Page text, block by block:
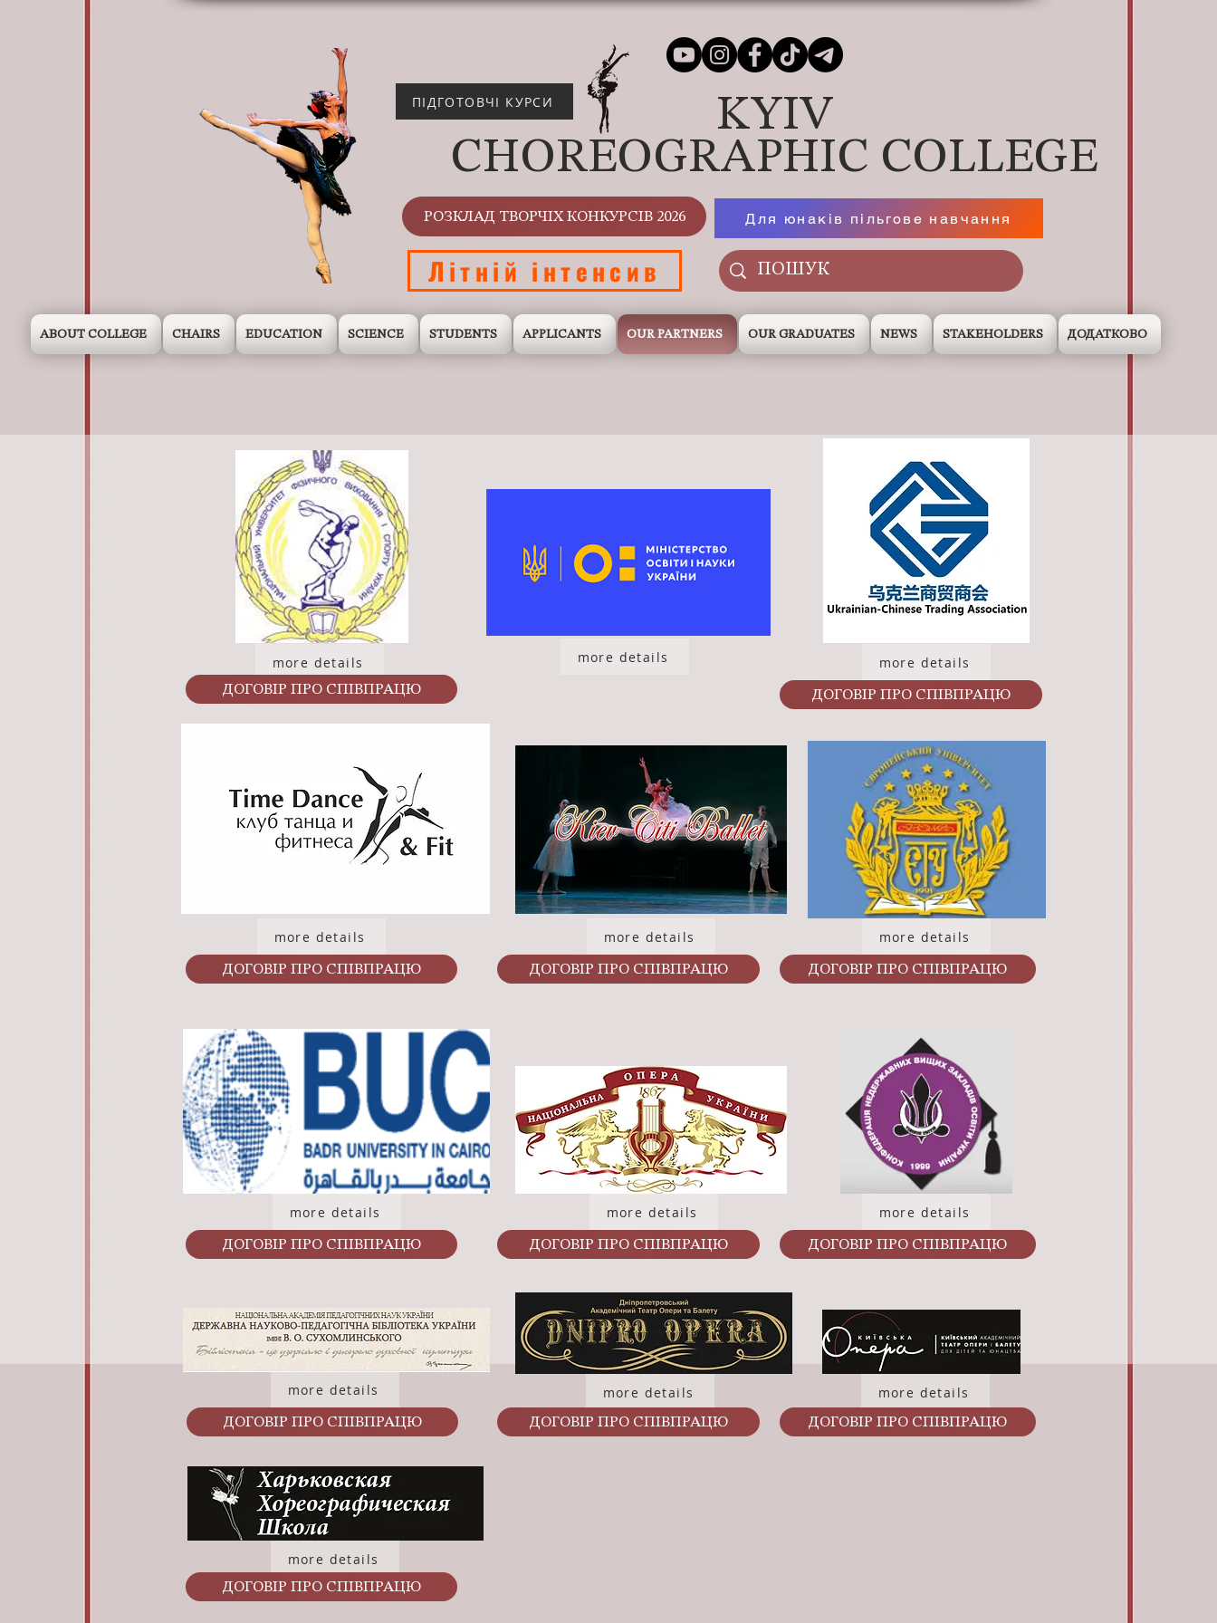
KYIV
CHOREOGRAPHIC COLLEGE
ПІДГОТОВЧІ КУРСИ
Для юнаків пільгове навчання
РОЗКЛАД ТВОРЧІХ КОНКУРСІВ 2026
Літній інтенсив
ABOUT COLLEGE CHAIRS EDUCATION SCIENCE STUDENTS APPLICANTS OUR PARTNERS OUR GRADUATES NEWS STAKEHOLDERS ДОДАТКОВО
more details
ДОГОВІР ПРО СПІВПРАЦЮ
more details more details
ДОГОВІР ПРО СПІВПРАЦЮ
more details
ДОГОВІР ПРО СПІВПРАЦЮ
more details
ДОГОВІР ПРО СПІВПРАЦЮ
more details
ДОГОВІР ПРО СПІВПРАЦЮ
more details
ДОГОВІР ПРО СПІВПРАЦЮ
more details
ДОГОВІР ПРО СПІВПРАЦЮ
more details
ДОГОВІР ПРО СПІВПРАЦЮ
more details
ДОГОВІР ПРО СПІВПРАЦЮ
more details
ДОГОВІР ПРО СПІВПРАЦЮ
more details
ДОГОВІР ПРО СПІВПРАЦЮ
more details
ДОГОВІР ПРО СПІВПРАЦЮ